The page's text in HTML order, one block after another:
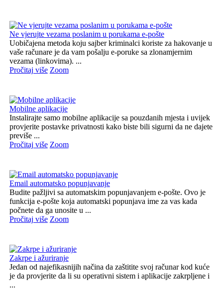
Ne vjerujte vezama poslanim u porukama e-pošte
Uobičajena metoda koju sajber kriminalci koriste za hakovanje u
vaše računare je da vam pošalju e-poruke sa zlonamjernim
vezama (linkovima). ...
Pročitaj više Zoom
Mobilne aplikacije
Instalirajte samo mobilne aplikacije sa pouzdanih mjesta i uvijek
provjerite postavke privatnosti kako biste bili sigurni da ne dajete
previše ...
Pročitaj više Zoom
Email automatsko popunjavanje
Budite pažljivi sa automatskim popunjavanjem e-pošte. Ovo je
funkcija e-pošte koja automatski popunjava ime za vas kada
počnete da ga unosite u ...
Pročitaj više Zoom
Zakrpe i ažuriranje
Jedan od najefikasnijih načina da zaštitite svoj računar kod kuće
je da provjerite da li su operativni sistem i aplikacije zakrpljene i
...